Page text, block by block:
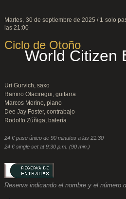
Martes, 30 de septiembre de 2025 / 1 solo
las 21:00
Ciclo de Otoño
World Citizen
Uri Gurvich, saxo
Ramiro Olaciregui, guitarra
Marcos Merino, piano
Dee Jay Foster, contrabajo
Rodolfo Zúñiga, batería
24 € pase único de 90 minutos a las 21:30
24 € single set at 9:30 p.m. (90 min.)
Reserva indicando el nombre y el número